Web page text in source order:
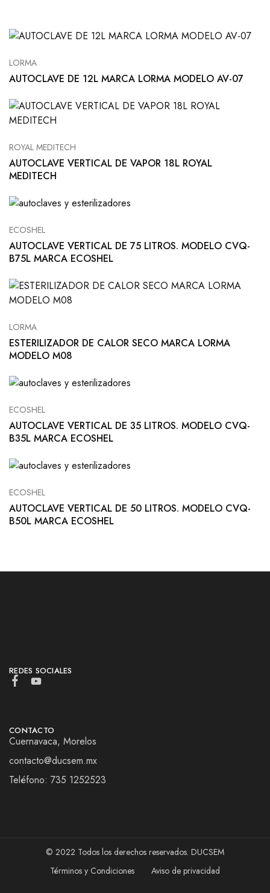
LORMA
AUTOCLAVE DE 12L MARCA LORMA MODELO AV-07
ROYAL MEDITECH
AUTOCLAVE VERTICAL DE VAPOR 18L ROYAL
MEDITECH
ECOSHEL
AUTOCLAVE VERTICAL DE 75 LITROS. MODELO CVQ-
B75L MARCA ECOSHEL
LORMA
ESTERILIZADOR DE CALOR SECO MARCA LORMA
MODELO M08
ECOSHEL
AUTOCLAVE VERTICAL DE 35 LITROS. MODELO CVQ-
B35L MARCA ECOSHEL
ECOSHEL
AUTOCLAVE VERTICAL DE 50 LITROS. MODELO CVQ-
B50L MARCA ECOSHEL
REDES SOCIALES
CONTACTO
Cuernavaca, Morelos
contacto@ducsem.mx
Teléfono: 735 1252523
© 2022 Todos los derechos reservados. DUCSEM
Términos y Condiciones
Aviso de privacidad